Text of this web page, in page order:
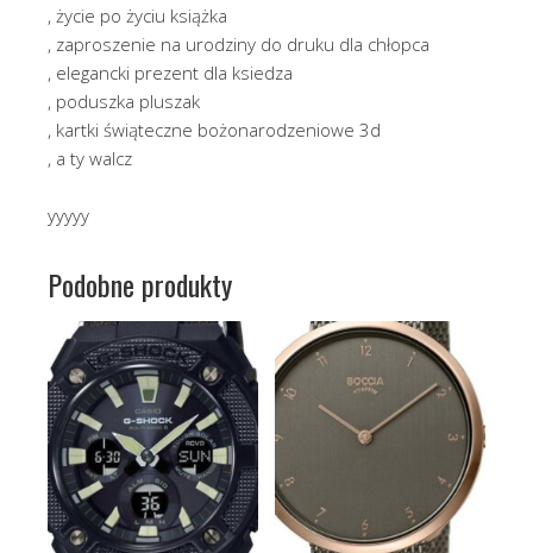
, życie po życiu książka
, zaproszenie na urodziny do druku dla chłopca
, elegancki prezent dla ksiedza
, poduszka pluszak
, kartki świąteczne bożonarodzeniowe 3d
, a ty walcz
yyyyy
Podobne produkty